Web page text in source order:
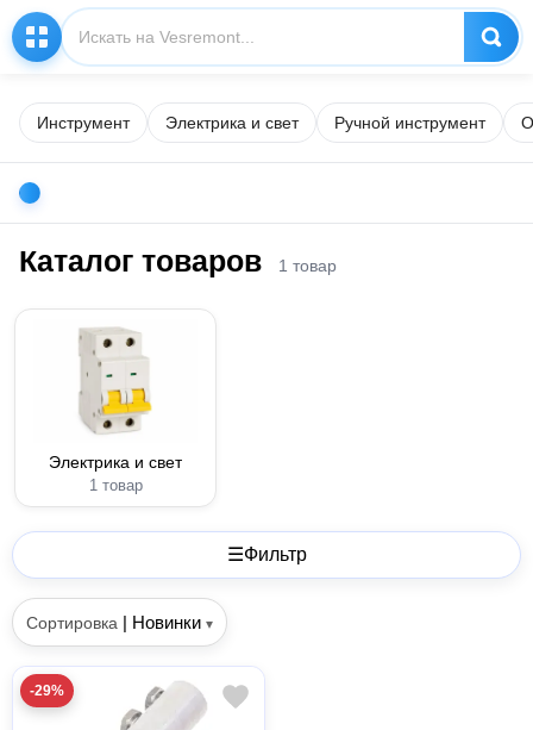
Инструмент Электрика и свет Ручной инструмент
Каталог товаров 1 товар
Электрика и свет
1 товар
☰Фильтр
Сортировка | Новинки ▾
-29%